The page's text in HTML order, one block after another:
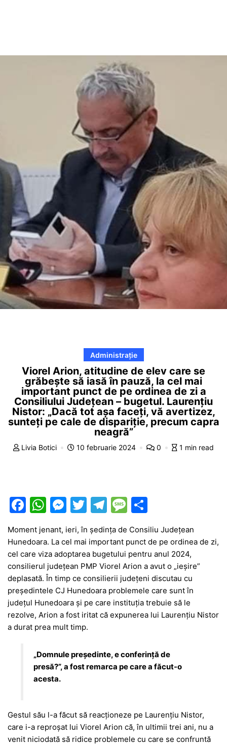
Administrație
Viorel Arion, atitudine de elev care se
grăbește să iasă în pauză, la cel mai
important punct de pe ordinea de zi a
Consiliului Județean – bugetul. Laurențiu
Nistor: „Dacă tot așa faceți, vă avertizez,
sunteți pe cale de dispariție, precum capra
neagră”
Livia Botici 10 februarie 2024 0 1 min read
F
c
e
b
o
o
k
W
at
s
A
p
p
M
e
s
s
e
n
g
er
T
itt
er
T
e
gr
a
m
M
s
s
a
g
e
ar
ta
je
a
z
ă
Moment jenant, ieri, în ședința de Consiliu Județean
Hunedoara. La cel mai important punct de pe ordinea de zi,
cel care viza adoptarea bugetului pentru anul 2024,
consilierul județean PMP Viorel Arion a avut o „ieșire”
deplasată. În timp ce consilierii județeni discutau cu
președintele CJ Hunedoara problemele care sunt în
județul Hunedoara și pe care instituția trebuie să le
rezolve, Arion a fost iritat că expunerea lui Laurențiu Nistor
a durat prea mult timp.
„Domnule președinte, e conferință de
presă?”, a fost remarca pe care a făcut-o
acesta.
Gestul său l-a făcut să reacționeze pe Laurențiu Nistor,
care i-a reproșat lui Viorel Arion că, în ultimii trei ani, nu a
venit niciodată să ridice problemele cu care se confruntă